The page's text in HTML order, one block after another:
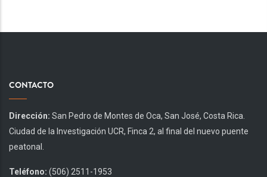
CONTACTO
Dirección: San Pedro de Montes de Oca, San José, Costa Rica.
Ciudad de la Investigación UCR, Finca 2, al final del nuevo puente
peatonal.
Teléfono: (506) 2511-1953